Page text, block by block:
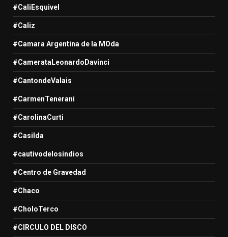
#CaliEsquivel
#Caliz
#Camara Argentina de la MOda
#CamerataLeonardoDavinci
#CantondeValais
#CarmenTenerani
#CarolinaCurti
#Casilda
#cautivodelosindios
#Centro de Gravedad
#Chaco
#CholoTerco
#CIRCULO DEL DISCO